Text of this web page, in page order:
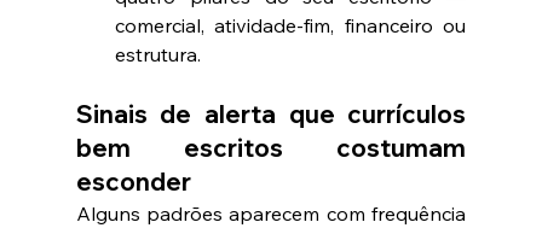
comercial, atividade-fim, financeiro ou
estrutura.
Sinais de alerta que currículos
bem escritos costumam
esconder
Alguns padrões aparecem com frequência